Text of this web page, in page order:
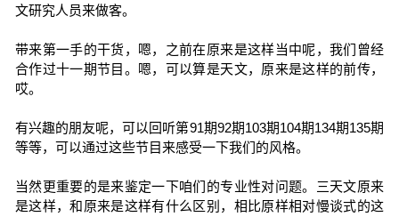
文研究人员来做客。
带来第一手的干货，嗯，之前在原来是这样当中呢，我们曾经
合作过十一期节目。嗯，可以算是天文，原来是这样的前传，
哎。
有兴趣的朋友呢，可以回听第91期92期103期104期134期135期
等等，可以通过这些节目来感受一下我们的风格。
当然更重要的是来鉴定一下咱们的专业性对问题。三天文原来
是这样，和原来是这样有什么区别，相比原样相对慢谈式的这